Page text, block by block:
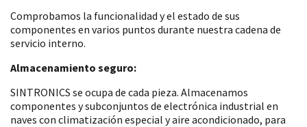
Comprobamos la funcionalidad y el estado de sus
componentes en varios puntos durante nuestra cadena de
servicio interno.
Almacenamiento seguro:
SINTRONICS se ocupa de cada pieza. Almacenamos
componentes y subconjuntos de electrónica industrial en
naves con climatización especial y aire acondicionado, para